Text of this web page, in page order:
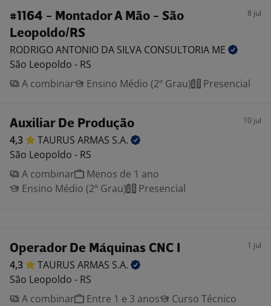
#1164 - Montador A Mão - São
Leopoldo/RS
8 jul
RODRIGO ANTONIO DA SILVA CONSULTORIA ME
São Leopoldo - RS
A combinar
Ensino Médio (2º Grau) Presencial
Auxiliar De Produção 10 jul
4,3 TAURUS ARMAS S.A.
São Leopoldo - RS
A combinar
Menos de 1 ano
Ensino Médio (2º Grau)
Presencial
Operador De Máquinas CNC I 1 jul
4,3 TAURUS ARMAS S.A.
São Leopoldo - RS
A combinar
Entre 1 e 3 anos
Curso Técnico